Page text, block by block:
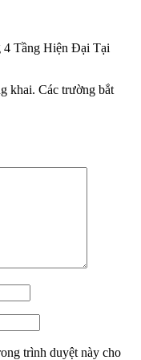
4 Tầng Hiện Đại Tại
khai. Các trường bắt
trình duyệt này cho